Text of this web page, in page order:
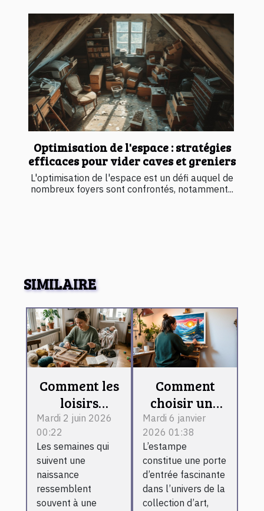
Optimisation de l'espace : stratégies
efficaces pour vider caves et greniers
L'optimisation de l'espace est un défi auquel de
nombreux foyers sont confrontés, notamment...
SIMILAIRE
Comment les
loisirs
créatifs
changent la
vie des
jeunes
mamans
fatiguées
Mardi 2 juin 2026
00:22
Les semaines qui
suivent une
naissance
ressemblent
souvent à une
Comment
choisir une
estampe
pour débuter
une
collection
d'art ?
Mardi 6 janvier
2026 01:38
L’estampe
constitue une porte
d’entrée fascinante
dans l’univers de la
collection d’art,